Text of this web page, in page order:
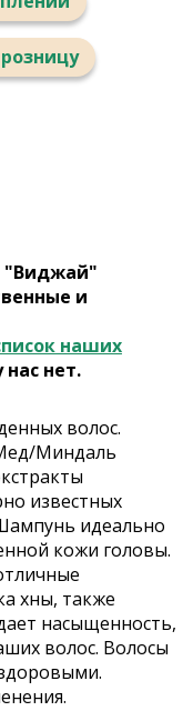
"Виджай"
и
наших
нас нет.
волос.
Миндаль
известных
идеально
кожи головы.
хны, также
насыщенность,
волос. Волосы